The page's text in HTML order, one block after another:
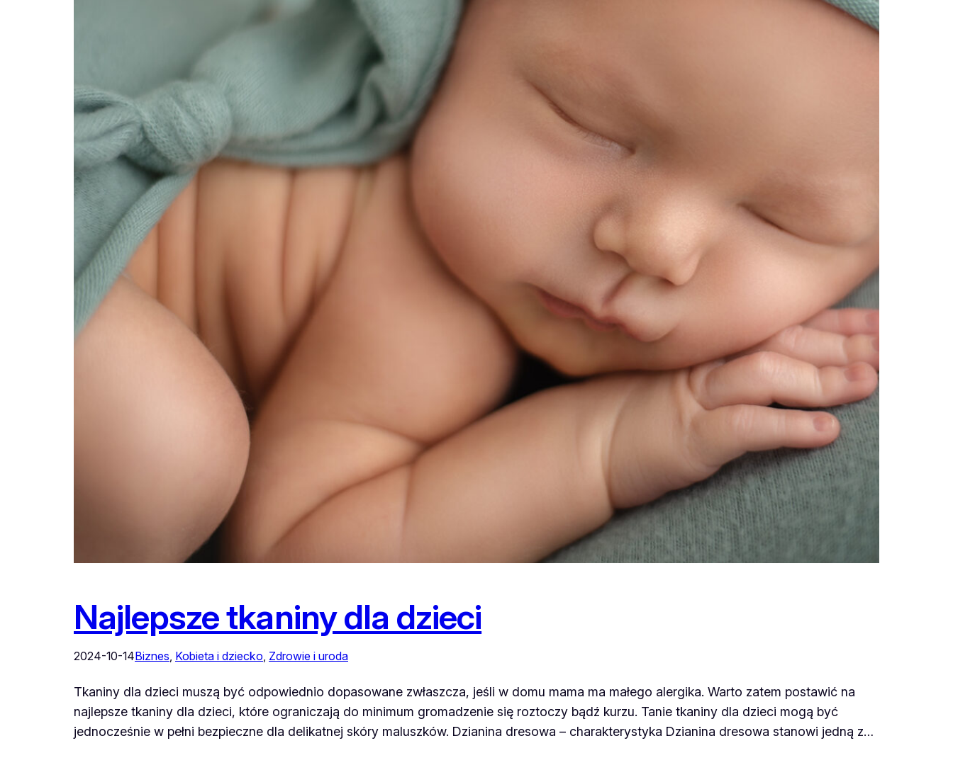
Najlepsze tkaniny dla dzieci
2024-10-14Biznes, Kobieta i dziecko, Zdrowie i uroda
Tkaniny dla dzieci muszą być odpowiednio dopasowane zwłaszcza, jeśli w domu mama ma małego alergika. Warto zatem postawić na
najlepsze tkaniny dla dzieci, które ograniczają do minimum gromadzenie się roztoczy bądź kurzu. Tanie tkaniny dla dzieci mogą być
jednocześnie w pełni bezpieczne dla delikatnej skóry maluszków. Dzianina dresowa – charakterystyka Dzianina dresowa stanowi jedną z…